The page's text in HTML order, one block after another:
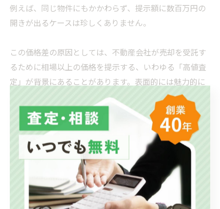
例えば、同じ物件にもかかわらず、提示額に数百万円の
開きが出るケースは珍しくありません。
この価格差の原因としては、不動産会社が売却を受託す
るために相場以上の価格を提示する、いわゆる「高値査
定」が背景にあることがあります。表面的には魅力的に
見えても、実際にはその価格で売却できない場合がほと
んどです。その結果、売却活動が長期化し、結局は値下
げを余儀なくされる可能性が高まります。このような事
態を防ぐためには、提示された査定価格の根拠を第三者
の立場から冷静に判断する必要があります。
セカンドオピニオンを活用することで、査定価格の妥当
性を専門的な視点で検証できます。不動産セカンドオピ